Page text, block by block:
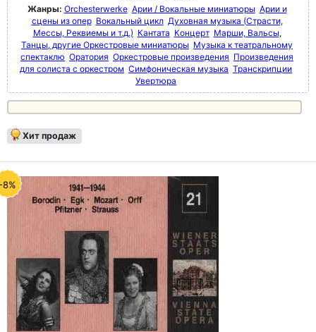
Жанры: Orchesterwerke Арии / Вокальные миниатюры Арии и
сцены из опер Вокальный цикл Духовная музыка (Страсти,
Мессы, Реквиемы и т.д.) Кантата Концерт Марши, Вальсы,
Танцы, другие Оркестровые миниатюры Музыка к театральному
спектаклю Оратория Оркестровые произведения Произведения
для солиста с оркестром Симфоническая музыка Транскрипции
Увертюра
Хит продаж
8%